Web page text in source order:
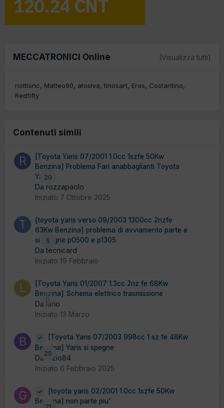
MECCATRONICI Online (Visualizza tutti)
riottisnc Matteo90 atoslva tinosart Eros
Costantino
Redfifty
Contenuti simili
20
[Toyota Yaris 07/2001 1.0cc 1szfe 50Kw
Benzina] Problema Fari anabbaglianti Toyota
Yaris
Da rozzapaolo
Iniziato 7 Ottobre 2025
5
[toyota yaris verso 09/2003 1300cc 2nzfe
63Kw Benzina] problema di avviamento parte e
si spegne p0500 e p1305
Da tecnicard
Iniziato 19 Febbraio
0
[Toyota Yaris 01/2007 1.3cc 2nz fe 68Kw
Benzina] Schema elettrico trasmissione
Da lario
Iniziato 13 Marzo
25
[Toyota Yaris 07/2003 998cc 1 sz fe 48Kw
Benzina] Yaris si spegne
Da Bizio84
Iniziato 6 Febbraio 2025
[toyota yaris 02/2001 1.0cc 1szfe 50Kw
Benzina] non parte piu'